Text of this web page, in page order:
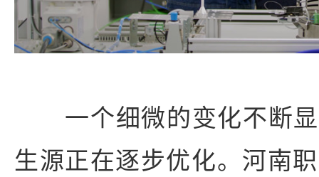
一个细微的变化不断
生源正在逐步优化。河南